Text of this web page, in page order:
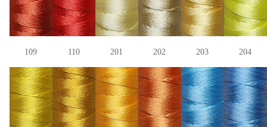
109 110 201 202 203 204